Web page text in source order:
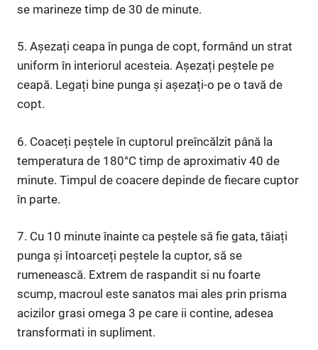
se marineze timp de 30 de minute.
5. Așezați ceapa în punga de copt, formând un strat
uniform în interiorul acesteia. Așezați peștele pe
ceapă. Legați bine punga și așezați-o pe o tavă de
copt.
6. Coaceți peștele în cuptorul preîncălzit până la
temperatura de 180°C timp de aproximativ 40 de
minute. Timpul de coacere depinde de fiecare cuptor
în parte.
7. Cu 10 minute înainte ca peștele să fie gata, tăiați
punga și întoarceți peștele la cuptor, să se
rumenească. Extrem de raspandit si nu foarte
scump, macroul este sanatos mai ales prin prisma
acizilor grasi omega 3 pe care ii contine, adesea
transformati in supliment.